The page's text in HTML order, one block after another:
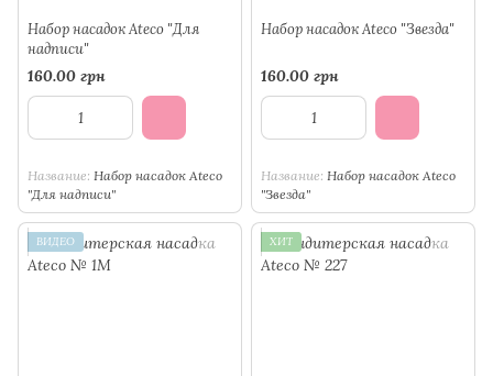
Набор насадок Ateco "Для
надписи"
160.00 грн
Название Набор насадок Ateco
"Для надписи"
Набор насадок Ateco "Звезда"
160.00 грн
Название Набор насадок Ateco
"Звезда"
ВИДЕО ХИТ